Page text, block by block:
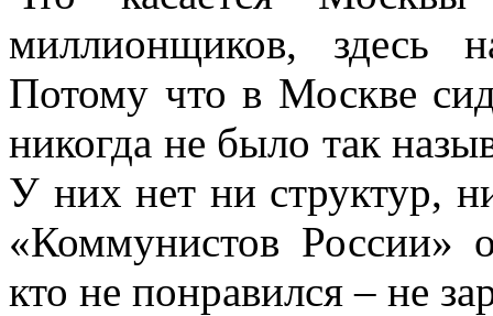
миллионщиков, здесь
Потому что в Москве
никогда не было так
У них нет ни структур,
«Коммунистов России»
кто не понравился – не